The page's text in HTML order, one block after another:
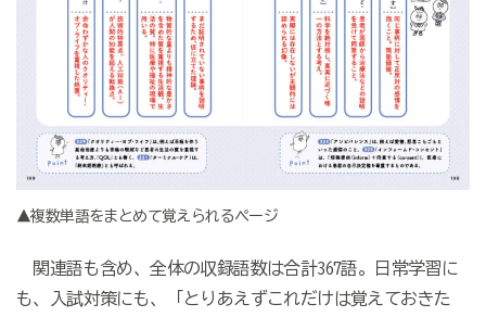
▲複数単語をまとめて覚えられるページ
関連語も含め、全体の収録語数は合計367語。日常学習に
も、入試対策にも、「とりあえずこれだけは覚えておきた